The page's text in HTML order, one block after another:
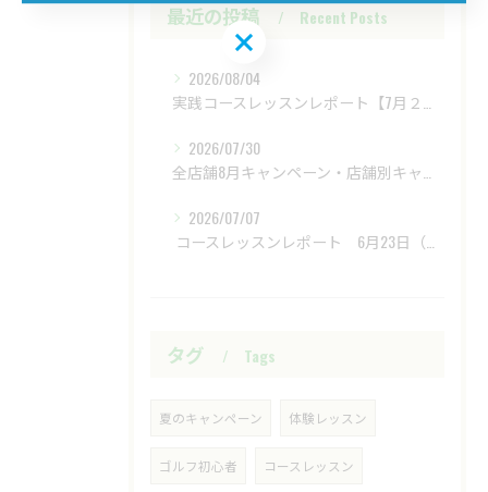
最近の投稿 Recent Posts
2026/08/04
実践コースレッスンレポート【7月２８日（火）富士レイクサイドCC】
2026/07/30
全店舗8月キャンペーン・店舗別キャンペーンもあります
2026/07/07
​ コースレッスンレポート 6月23日（火）新武蔵ヶ丘GC ​
タグ Tags
夏のキャンペーン 体験レッスン
ゴルフ初心者 コースレッスン
お問い合わせはこちら